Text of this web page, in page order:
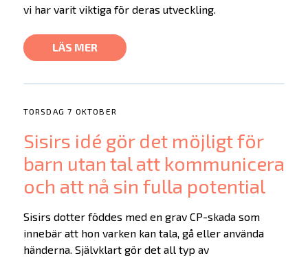
vi har varit viktiga för deras utveckling.
LÄS MER
TORSDAG 7 OKTOBER
Sisirs idé gör det möjligt för
barn utan tal att kommunicera
och att nå sin fulla potential
Sisirs dotter föddes med en grav CP-skada som
innebär att hon varken kan tala, gå eller använda
händerna. Självklart gör det all typ av